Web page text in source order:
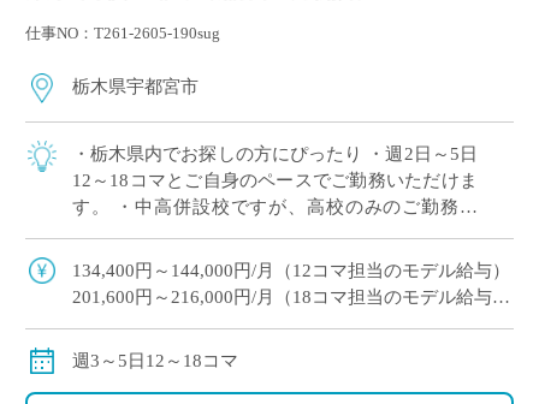
仕事NO：T261-2605-190sug
栃木県宇都宮市
・栃木県内でお探しの方にぴったり ・週2日～5日
12～18コマとご自身のペースでご勤務いただけま
す。 ・中高併設校ですが、高校のみのご勤務で
のが魅力 ・月額固定給で夏休み,冬 […]
134,400円～144,000円/月（12コマ担当のモデル給与）
201,600円～216,000円/月（18コマ担当のモデル給与）
※教員経験年数により変動
週3～5日12～18コマ